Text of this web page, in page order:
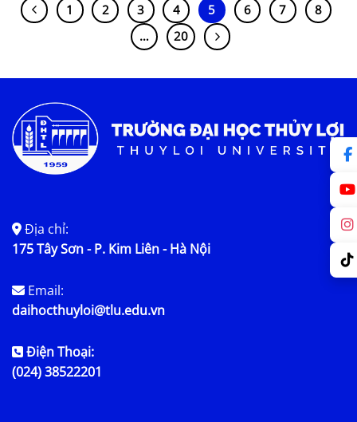
1 2 3 4 5 6 7
8
…
20
Địa chỉ:
175 Tây Sơn - P. Kim Liên - Hà Nội
Email:
daihocthuyloi@tlu.edu.vn
Điện Thoại:
(024) 38522201